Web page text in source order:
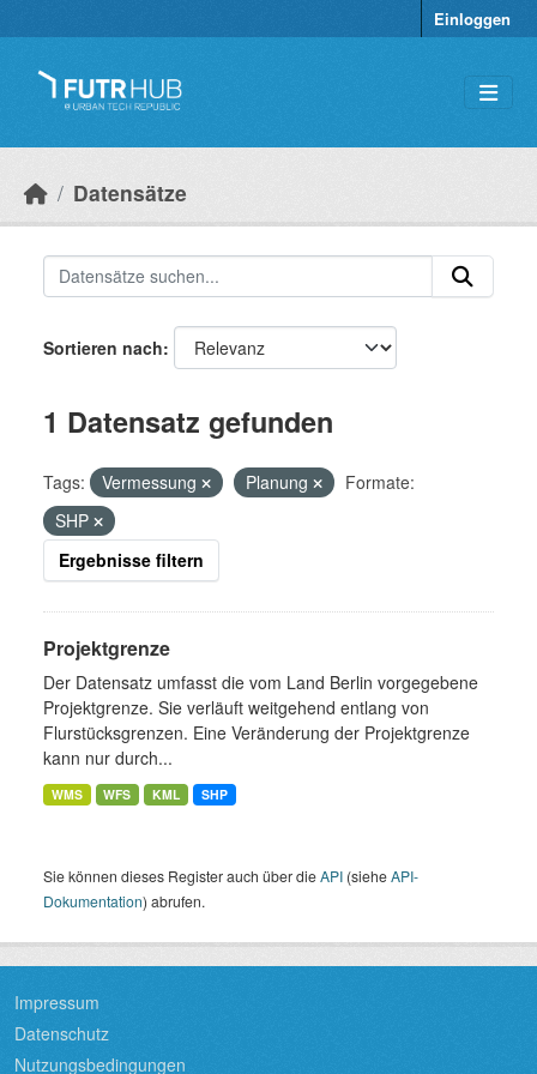
Einloggen
Datensätze
Sortieren nach
1 Datensatz gefunden
Tags: Vermessung Planung
Formate:
SHP
Ergebnisse filtern
Projektgrenze
Der Datensatz umfasst die vom Land Berlin vorgegebene
Projektgrenze. Sie verläuft weitgehend entlang von
Flurstücksgrenzen. Eine Veränderung der Projektgrenze
kann nur durch...
WMS WFS KML SHP
Sie können dieses Register auch über dieAPI (sieheAPI-
Dokumentation) abrufen.
Impressum
Datenschutz
Nutzungsbedingungen